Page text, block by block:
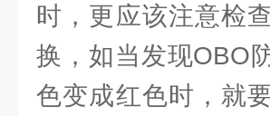
时，更应该注意检
换，如当发现OBO
色变成红色时，就